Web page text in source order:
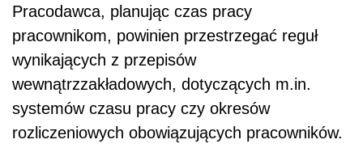
Pracodawca, planując czas pracy
pracownikom, powinien przestrzegać reguł
wynikających z przepisów
wewnątrzzakładowych, dotyczących m.in.
systemów czasu pracy czy okresów
rozliczeniowych obowiązujących pracowników.